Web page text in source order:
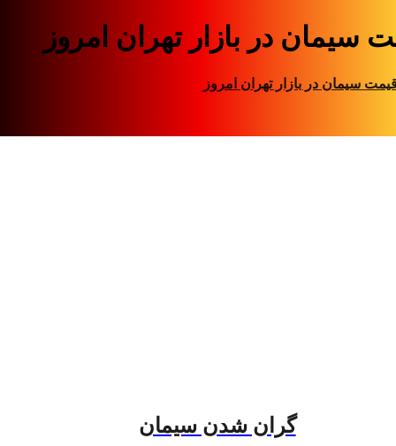
سیمان در بازار تهران امروز
سیمان در بازار تهران امروز
گران شدن سیمان